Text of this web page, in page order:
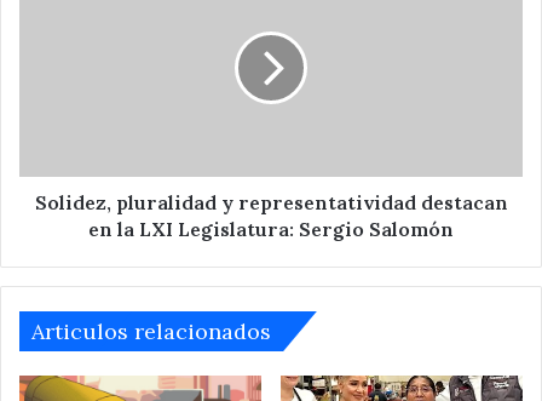
Legislatura:
Sergio
Solidez, pluralidad y representatividad destacan
en la LXI Legislatura: Sergio Salomón
Articulos relacionados